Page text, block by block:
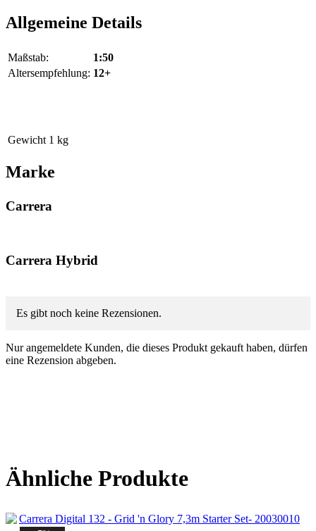
Allgemeine Details
Maßstab:
1:50
Altersempfehlung: 12+
Gewicht 1 kg
Marke
Carrera
Carrera Hybrid
Es gibt noch keine Rezensionen.
Nur angemeldete Kunden, die dieses Produkt gekauft haben, dürfen
eine Rezension abgeben.
Ähnliche Produkte